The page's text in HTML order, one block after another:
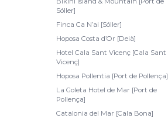
Sóller]
Finca Ca N’ai [Sóller]
Hoposa Costa d’Or [Deià]
Hotel Cala Sant Vicenç [Cala Sant
Vicenç]
Hoposa Pollentia [Port de Pollença]
La Goleta Hotel de Mar [Port de
Pollença]
Catalonia del Mar [Cala Bona]